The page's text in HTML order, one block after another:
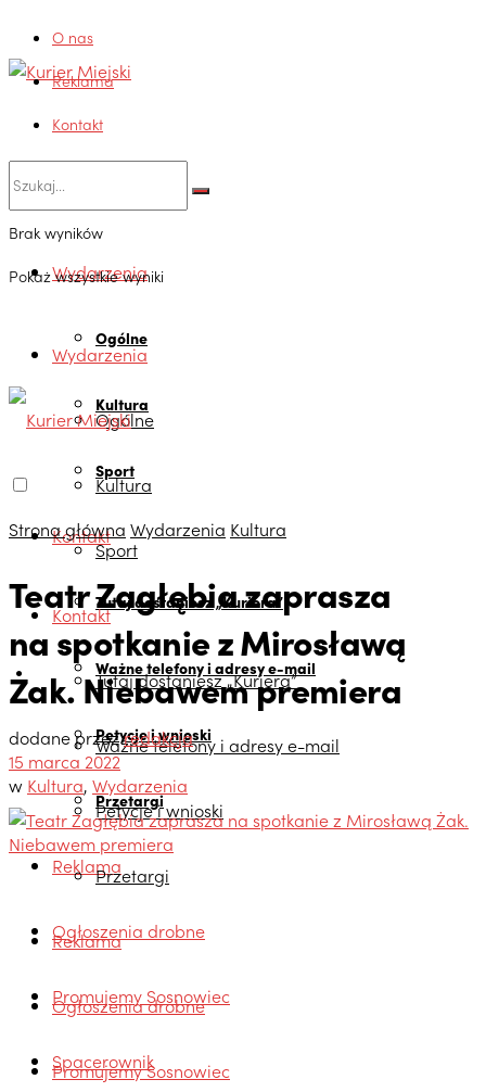
O nas
Reklama
Kontakt
Brak wyników
Pokaż wszystkie wyniki
Wydarzenia
Ogólne
Kultura
Sport
Kontakt
Tutaj dostaniesz „Kuriera”
Ważne telefony i adresy e-mail
Petycje i wnioski
Przetargi
Reklama
Ogłoszenia drobne
Promujemy Sosnowiec
Spacerownik
Wydarzenia
Ogólne
Kultura
Sport
Kontakt
Tutaj dostaniesz „Kuriera”
Ważne telefony i adresy e-mail
Petycje i wnioski
Przetargi
Reklama
Ogłoszenia drobne
Promujemy Sosnowiec
Strona główna Wydarzenia Kultura
Teatr Zagłębia zaprasza
na spotkanie z Mirosławą
Żak. Niebawem premiera
dodane przezredakcja
15 marca 2022
w Kultura, Wydarzenia